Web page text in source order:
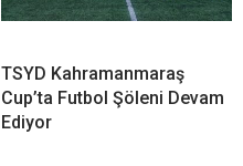
TSYD Kahramanmaraş
Cup’ta Futbol Şöleni Devam
Ediyor